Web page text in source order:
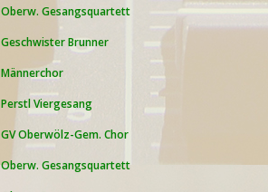
Oberw. Gesangsquartett
Geschwister Brunner
Männerchor
Perstl Viergesang
GV Oberwölz-Gem. Chor
Oberw. Gesangsquartett